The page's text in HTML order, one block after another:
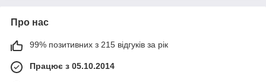
Про нас
99% позитивних з 215 відгуків за рік
Працює з 05.10.2014